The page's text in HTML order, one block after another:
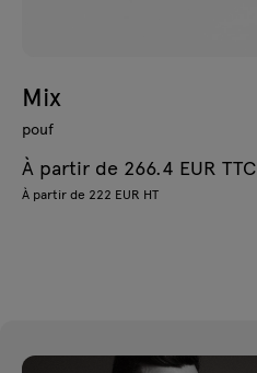
Mix
pouf
À partir de 266.4 EUR TTC
À partir de 222 EUR HT